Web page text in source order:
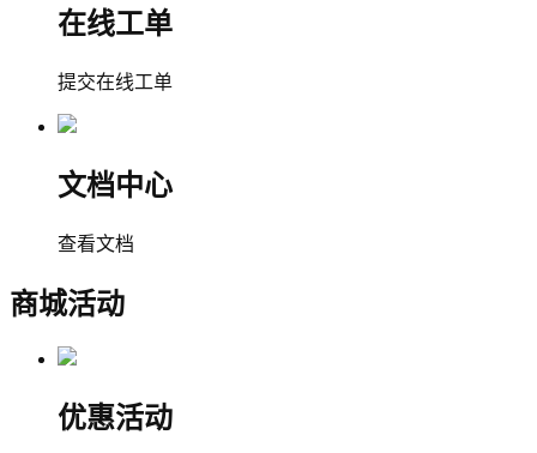
在线工单
提交在线工单
文档中心
查看文档
商城活动
优惠活动